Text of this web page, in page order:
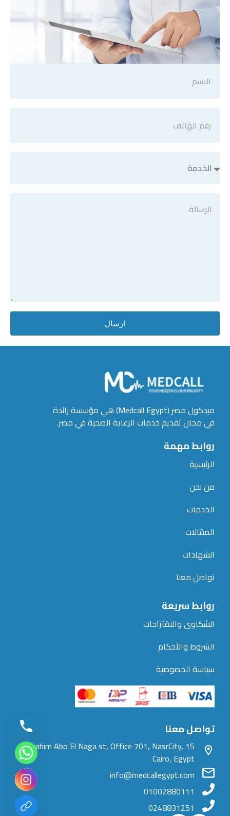
ارسال
ميدكول مصر (Medcall Egypt) هي مؤسسة رائدة
في مجال تقديم خدمات الرعاية الصحية في مصر.
روابط مهمة
الرئيسية
من نحن
الخدمات
المقالات
الشهادات
تواصل معنا
روابط سريعة
الشكاوى والاقتراحات
الشروط والأحكام
سياسة الخصوصية
تواصل معنا
15 Ibrahim Abo El Naga st, Office 701, NasrCity,
Cairo, Egypt
info@medcallegypt.com
01002880111
0248831251